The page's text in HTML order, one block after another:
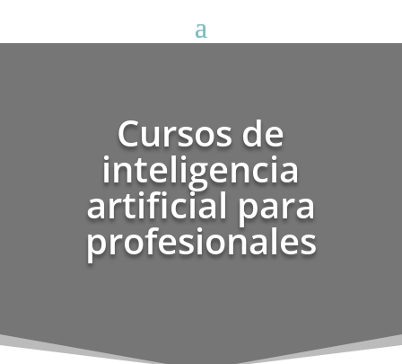
Cursos de
inteligencia
artificial para
profesionales